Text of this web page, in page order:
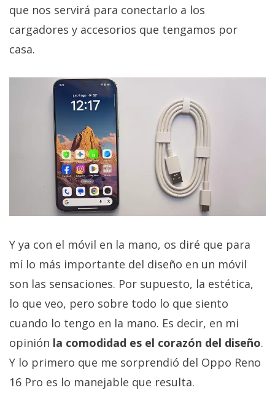
que nos servirá para conectarlo a los
cargadores y accesorios que tengamos por
casa.
Y ya con el móvil en la mano, os diré que para
mí lo más importante del diseño en un móvil
son las sensaciones. Por supuesto, la estética,
lo que veo, pero sobre todo lo que siento
cuando lo tengo en la mano. Es decir, en mi
opinión la comodidad es el corazón del diseño.
Y lo primero que me sorprendió del Oppo Reno
16 Pro es lo manejable que resulta.